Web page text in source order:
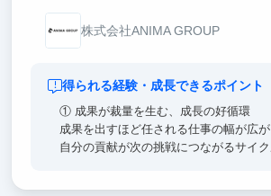
株式会社ANIMA GROUP
得られる経験・成長できるポイント
① 成果が裁量を生む、成長の好循環
成果を出すほど任される仕事の幅が広が
自分の貢献が次の挑戦につながるサイ